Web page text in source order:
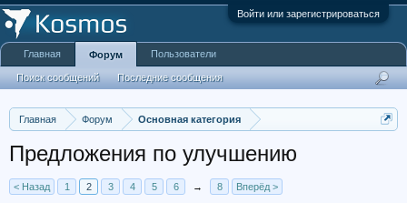
Войти или зарегистрироваться
Главная Форум Основная категория
Предложения по улучшению
< Назад 1 2 3 4 5 6 → 8 Вперёд >
Главная Форум
Поиск сообщений Последние сообщения
Пользователи